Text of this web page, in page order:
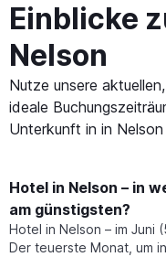
Einblicke
Nelson
Nutze unsere
ideale
Unterkunft in in
Hotel in Nelson – in
am günstigsten?
Hotel in Nelson – im Juni
Der teuerste Monat, um